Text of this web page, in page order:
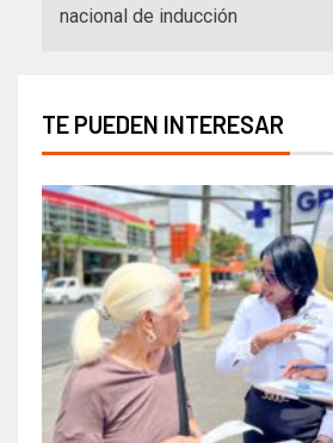
nacional de inducción
TE PUEDEN INTERESAR